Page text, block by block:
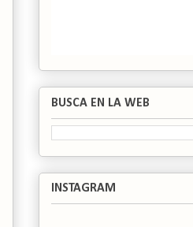
BUSCA EN LA WEB
INSTAGRAM